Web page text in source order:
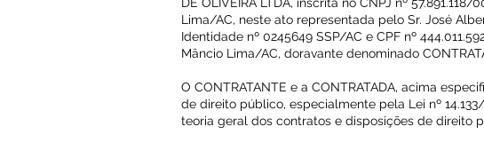
Lima/AC, neste ato representada pelo Sr. José
Identidade nº 0245649 SSP/AC e CPF nº
Mâncio Lima/AC, doravante denominado
O CONTRATANTE e a CONTRATADA, acima
de direito público, especialmente pela Lei nº
teoria geral dos contratos e disposições de direito